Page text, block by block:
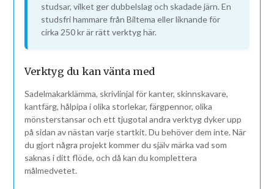
studsar, vilket ger dubbelslag och skadade järn. En
studsfri hammare från Biltema eller liknande för
cirka 250 kr är rätt verktyg här.
Verktyg du kan vänta med
Sadelmakarklämma, skrivlinjal för kanter, skinnskavare,
kantfärg, hålpipa i olika storlekar, färgpennor, olika
mönsterstansar och ett tjugotal andra verktyg dyker upp
på sidan av nästan varje startkit. Du behöver dem inte. När
du gjort några projekt kommer du själv märka vad som
saknas i ditt flöde, och då kan du komplettera
målmedvetet.